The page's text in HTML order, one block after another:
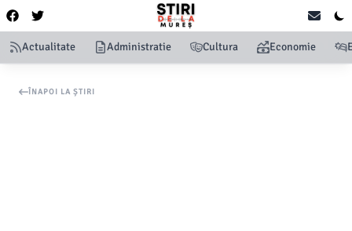
Actualitate Administratie Cultura Economie
ÎNAPOI LA ȘTIRI